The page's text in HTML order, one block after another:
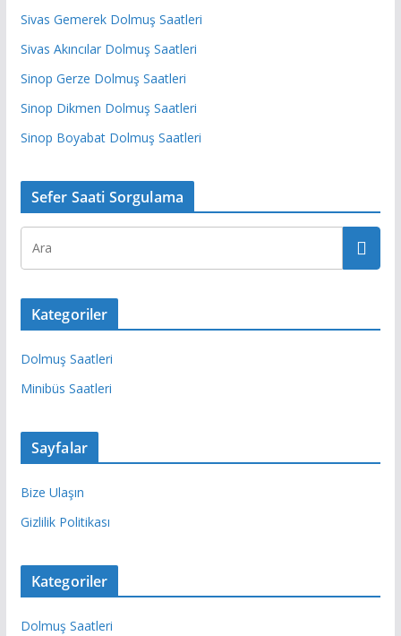
Sivas Gemerek Dolmuş Saatleri
Sivas Akıncılar Dolmuş Saatleri
Sinop Gerze Dolmuş Saatleri
Sinop Dikmen Dolmuş Saatleri
Sinop Boyabat Dolmuş Saatleri
Sefer Saati Sorgulama
Kategoriler
Dolmuş Saatleri
Minibüs Saatleri
Sayfalar
Bize Ulaşın
Gizlilik Politikası
Kategoriler
Dolmuş Saatleri